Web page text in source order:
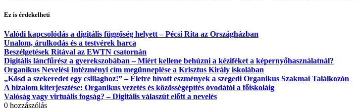
Ez is érdekelheti
Valódi kapcsolódás a digitális függőség helyett – Pécsi Rita az Országházban
Unalom, árulkodás és a testvérek harca
Beszélgetések Ritával az EWTN csatornán
Digitális láncfűrész a gyerekszobában – Miért kellene behúzni a kéziféket a képernyőhasználatnál?
Organikus Nevelési Intézményi cím megünneplése a Krisztus Király iskolában
„Kösd a szekeredet egy csillaghoz!” – Életre hívott eszmények a szegedi Organikus Szakmai Találkozón
A bizalom kiterjesztése: Organikus vezetés és közösségépítés óvodától a főiskoláig
Valóság vagy virtuális fogság? – Digitális válaszút előtt a nevelés
0 hozzászólás